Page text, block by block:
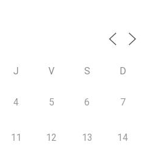
J V S D
4 5 6 7
11 12 13 14